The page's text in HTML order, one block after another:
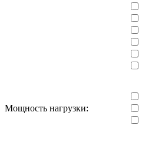
Мощность нагрузки: